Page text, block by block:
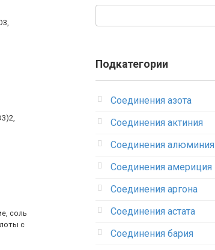
соль
с
Подкатегории
Соединения азота
Соединения актиния
Соединения алюминия‎
Соединения америция‎
Соединения аргона‎
Соединения астата‎
Соединения бария